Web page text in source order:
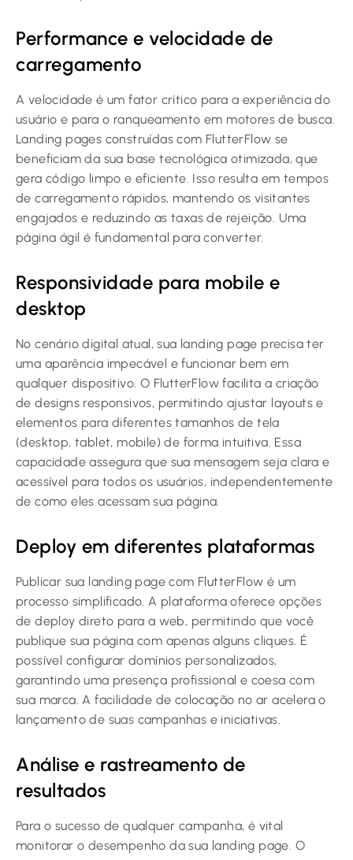
Performance e velocidade de
carregamento
A velocidade é um fator crítico para a experiência do
usuário e para o ranqueamento em motores de busca.
Landing pages construídas com FlutterFlow se
beneficiam da sua base tecnológica otimizada, que
gera código limpo e eficiente. Isso resulta em tempos
de carregamento rápidos, mantendo os visitantes
engajados e reduzindo as taxas de rejeição. Uma
página ágil é fundamental para converter.
Responsividade para mobile e
desktop
No cenário digital atual, sua landing page precisa ter
uma aparência impecável e funcionar bem em
qualquer dispositivo. O FlutterFlow facilita a criação
de designs responsivos, permitindo ajustar layouts e
elementos para diferentes tamanhos de tela
(desktop, tablet, mobile) de forma intuitiva. Essa
capacidade assegura que sua mensagem seja clara e
acessível para todos os usuários, independentemente
de como eles acessam sua página.
Deploy em diferentes plataformas
Publicar sua landing page com FlutterFlow é um
processo simplificado. A plataforma oferece opções
de deploy direto para a web, permitindo que você
publique sua página com apenas alguns cliques. É
possível configurar domínios personalizados,
garantindo uma presença profissional e coesa com
sua marca. A facilidade de colocação no ar acelera o
lançamento de suas campanhas e iniciativas.
Análise e rastreamento de
resultados
Para o sucesso de qualquer campanha, é vital
monitorar o desempenho da sua landing page. O